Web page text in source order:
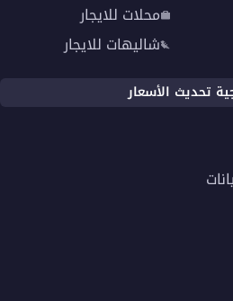
محلات للايجار
شاليهات للايجار
تحديث الأسعار